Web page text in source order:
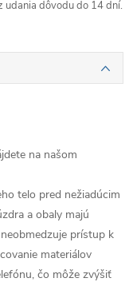
udania dôvodu do 14 dní.
na našom
telo pred nežiadúcim
a obaly majú
prístup k
materiálov
čo môže zvýšiť